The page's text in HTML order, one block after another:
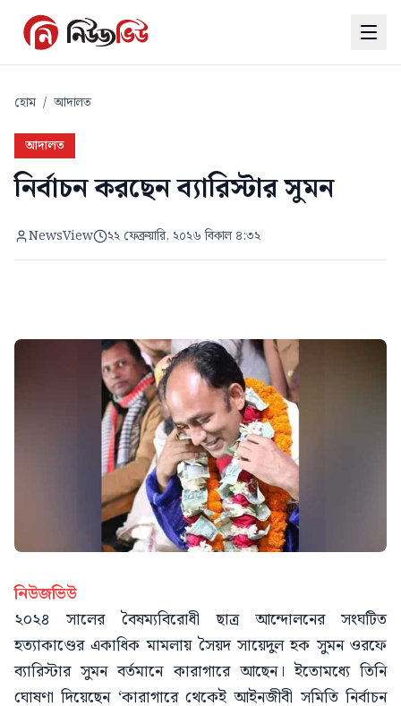
হোম / আদালত
আদালত
নির্বাচন করছেন ব্যারিস্টার সুমন
NewsView ২২ ফেব্রুয়ারি, ২০২৬ বিকাল ৪:৩২
নিউজভিউ
২০২৪ সালের বৈষম্যবিরোধী ছাত্র আন্দোলনের সংঘটিত
হত্যাকাণ্ডের একাধিক মামলায় সৈয়দ সায়েদুল হক সুমন ওরফে
ব্যারিস্টার সুমন বর্তমানে কারাগারে আছেন। ইতোমধ্যে তিনি
ঘোষণা দিয়েছেন ‘কারাগারে থেকেই আইনজীবী সমিতি নির্বাচন